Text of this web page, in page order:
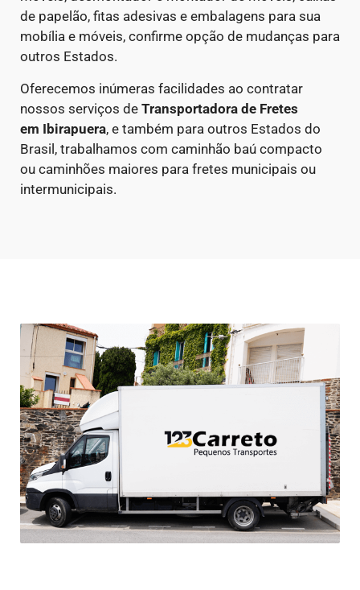
de papelão, fitas adesivas e embalagens para sua
mobília e móveis, confirme opção de mudanças para
outros Estados.
Oferecemos inúmeras facilidades ao contratar
nossos serviços de Transportadora de Fretes
em Ibirapuera, e também para outros Estados do
Brasil, trabalhamos com caminhão baú compacto
ou caminhões maiores para fretes municipais ou
intermunicipais.